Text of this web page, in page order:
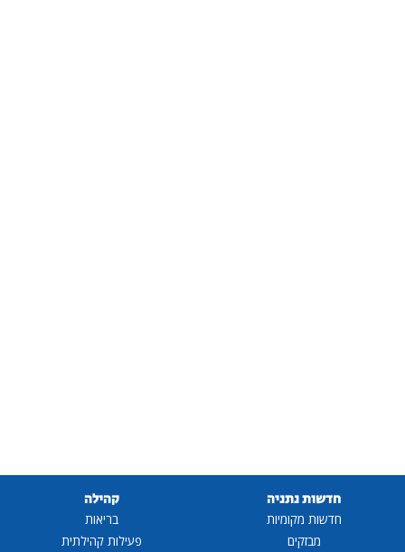
חדשות נתניה
חדשות מקומיות
מבזקים
קהילה
בריאות
פעילות קהילתית